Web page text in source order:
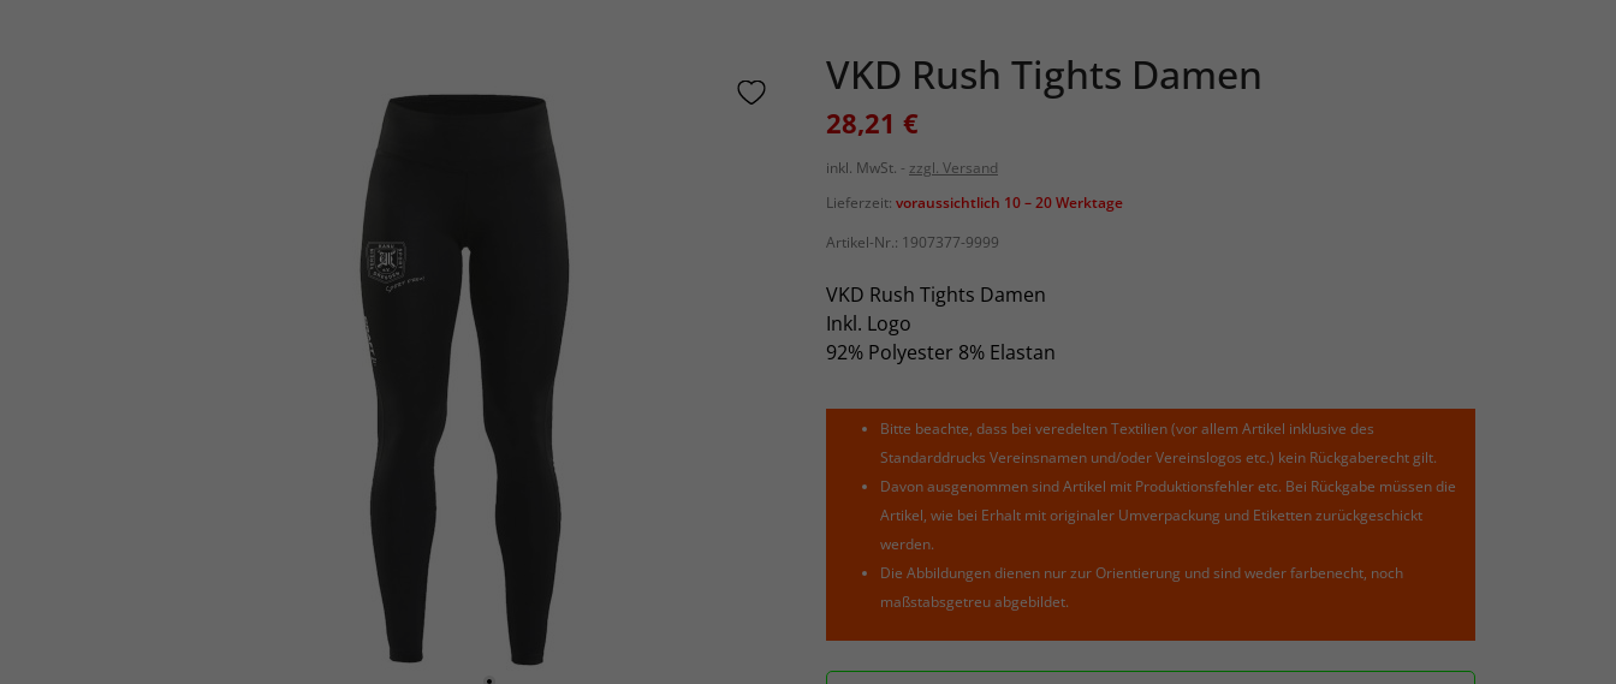
VKD Rush Tights Damen
28,21 €
inkl. MwSt.
zzgl. Versand
Lieferzeit: voraussichtlich 10 – 20 Werktage
Artikel-Nr.: 1907377-9999
VKD Rush Tights Damen
Inkl. Logo
92% Polyester 8% Elastan
Bitte beachte, dass bei veredelten Textilien (vor allem Artikel inklusive des
Standarddrucks Vereinsnamen und/oder Vereinslogos etc.) kein Rückgaberecht gilt.
Davon ausgenommen sind Artikel mit Produktionsfehler etc. Bei Rückgabe müssen die
Artikel, wie bei Erhalt mit originaler Umverpackung und Etiketten zurückgeschickt
werden.
Die Abbildungen dienen nur zur Orientierung und sind weder farbenecht, noch
maßstabsgetreu abgebildet.